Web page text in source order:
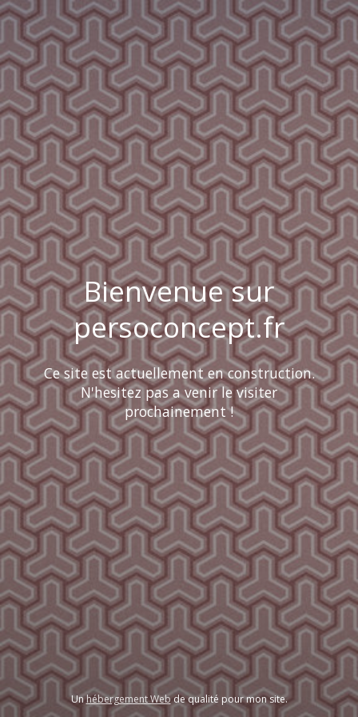
Bienvenue sur
persoconcept.fr
Ce site est actuellement en construction.
N'hesitez pas a venir le visiter
prochainement !
Unhébergement Webde qualité pour mon site.